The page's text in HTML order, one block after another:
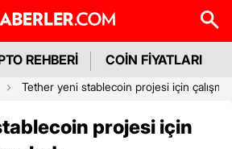
REHBERİ COİN FİYATLARI
Tether yeni stablecoin projesi için
projesi için